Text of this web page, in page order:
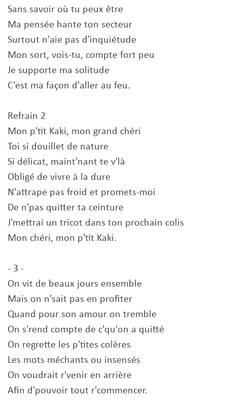
Sans savoir où tu peux être
Ma pensée hante ton secteur
Surtout n'aie pas d'inquiétude
Mon sort, vois-tu, compte fort peu
Je supporte ma solitude
C'est ma façon d'aller au feu.
Refrain 2
Mon p'tit Kaki, mon grand chéri
Toi si douillet de nature
Si délicat, maint'nant te v'là
Obligé de vivre à la dure
N'attrape pas froid et promets-moi
De n'pas quitter ta ceinture
J'mettrai un tricot dans ton prochain colis
Mon chéri, mon p'tit Kaki.
- 3 -
On vit de beaux jours ensemble
Mais on n'sait pas en profiter
Quand pour son amour on tremble
On s'rend compte de c'qu'on a quitté
On regrette les p'tites colères
Les mots méchants ou insensés
On voudrait r'venir en arrière
Afin d'pouvoir tout r'commencer.